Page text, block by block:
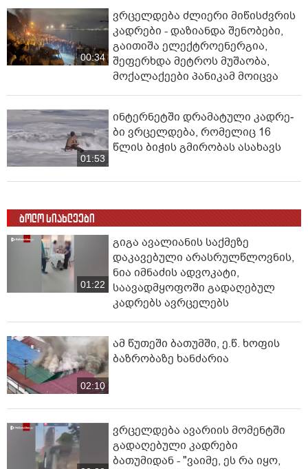
00:34
ვრცელდება ძლიერი მიწისძვრის
კადრები - დაზიანდა შენობები,
გაითიშა ელექტროენერგია,
შეფერხდა მეტროს მუშაობა,
მოქალაქეები პანიკამ მოიცვა
01:53
ინ­ტერ­ნეტ­ში დრა­მა­ტუ­ლი კად­რე­
ბი ვრცელდება, რომელიც 16
წლის ბიჭის გმირობას ასახავს
ბოლო სიახლეები
01:22
გიგა ავალიანის საქმეზე
დაკავებული არასრულწლოვნის,
ნია იმნაძის ადვოკატი,
საავადმყოფოში გადაღებულ
კადრებს ავრცელებს
02:10
ამ წუთეში ბათუმში, ე.წ. ხოფის
ბაზრობაზე ხანძარია
ვრცელდება ავარიის მომენტში
გადაღებული კადრები
ბათუმიდან - "ვაიმე, ეს რა იყო,